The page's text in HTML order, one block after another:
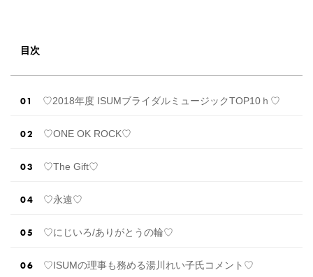
ン内容をま […]続きを読む
目次
♡2018年度 ISUMブライダルミュージックTOP10ｈ♡
♡ONE OK ROCK♡
♡The Gift♡
♡永遠♡
♡にじいろ/ありがとうの輪♡
♡ISUMの理事も務める湯川れい子氏コメント♡